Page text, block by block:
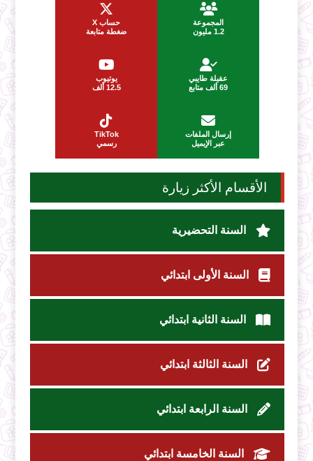
المجموعة
1.2 مليون
حساب X
ضغطة متابعة
عقيلة طايبي
69 ألف متابع
يوتيوب
12.5 ألف
إرسال الملفات
عبر الإيميل
TikTok
رسمي
الأقسام الأكثر زيارة
السنة التحضيرية
السنة الأولى ابتدائي
السنة الثانية ابتدائي
السنة الثالثة ابتدائي
السنة الرابعة ابتدائي
السنة الخامسة ابتدائي